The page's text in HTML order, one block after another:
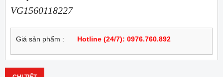
VG1560118227
Giá sản phẩm : Hotline (24/7): 0976.760.892